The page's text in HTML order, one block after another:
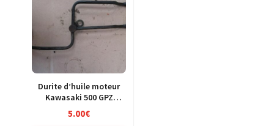
Durite d’huile moteur
Kawasaki 500 GPZ
ex500d 94-03
5.00€